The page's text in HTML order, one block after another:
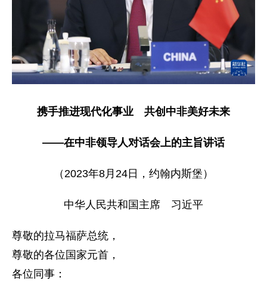
携手推进现代化事业 共创中非美好未来
——在中非领导人对话会上的主旨讲话
（2023年8月24日，约翰内斯堡）
中华人民共和国主席 习近平
尊敬的拉马福萨总统，
尊敬的各位国家元首，
各位同事：